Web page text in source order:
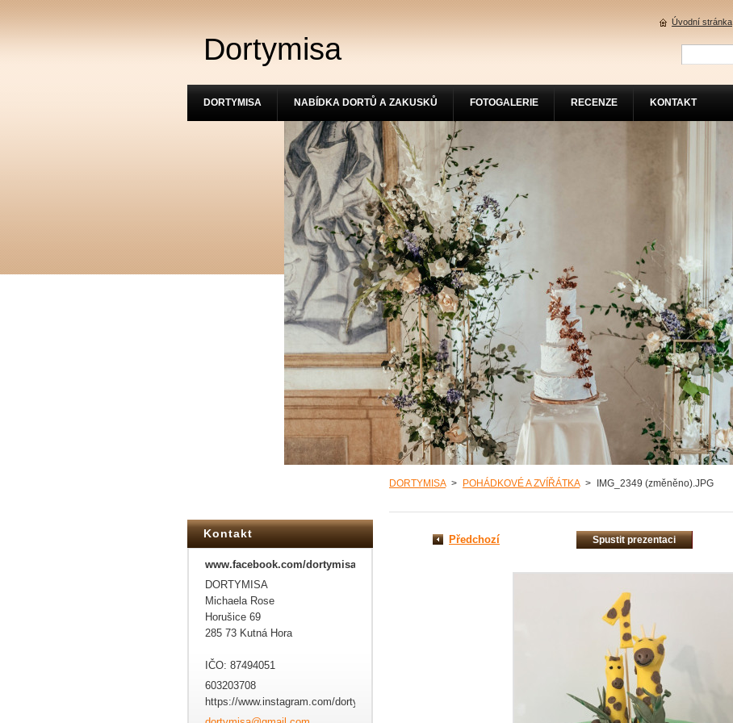
Dortymisa
DORTYMISA > POHÁDKOVÉ A ZVÍŘÁTKA > IMG_2349 (změněno).JPG
Předchozí Spustit prezentaci
Kontakt
www.facebook.com/dortymisa
DORTYMISA
Michaela Rose
Horušice 69
285 73 Kutná Hora
IČO: 87494051
603203708
https://www.instagram.com/dortymisa/
DORTYMISA NABÍDKA DORTŮ A ZAKUSKŮ FOTOGALERIE RECENZE KONTAKT
Úvodní stránka